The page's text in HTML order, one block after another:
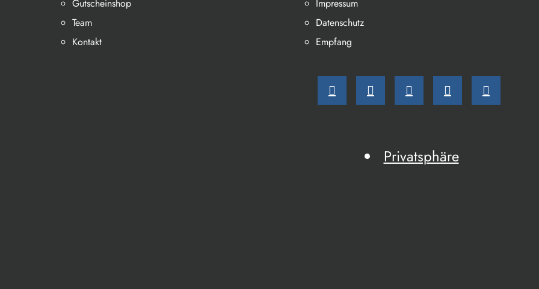
Gutscheinshop
Team
Kontakt
Impressum
Datenschutz
Empfang
Privatsphäre